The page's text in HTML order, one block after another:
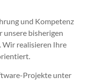
und Kompetenz
unsere bisherigen
Wir realisieren Ihre
Projekte unter